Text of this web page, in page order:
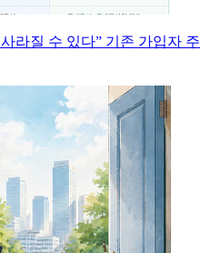
사라질 수 있다” 기존 가입자 주